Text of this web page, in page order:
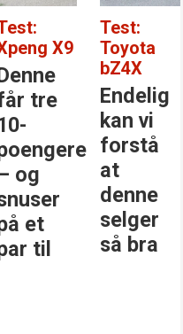
X9
tre
og
et
til
Test:
Toyota
bZ4X
Endelig
kan vi
forstå
at
denne
selger
så bra